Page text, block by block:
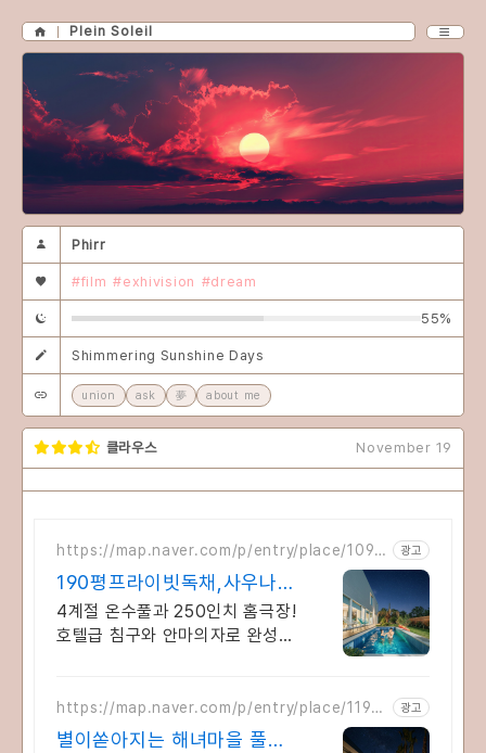
Plein Soleil
Phirr
#film #exhivision #dream
55%
Shimmering Sunshine Days
union ask 夢 about me
클라우스 November 19
https://map.naver.com/p/entry/place/1096
광고
190평프라이빗독채,사우나
예쁜 4계절 온수수영장 힐링
4계절 온수풀과 250인치 홈극장!
호텔급 침구와 안마의자로 완성하
로 완성하는 세심한 배려의 감성
숙소
https://map.naver.com/p/entry/place/1191
광고
별이쏟아지는 해녀마을 풀빌